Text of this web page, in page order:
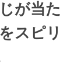
が当た
スピリ